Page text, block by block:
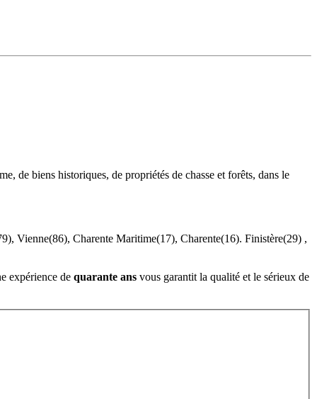
de biens historiques, de propriétés de chasse et forêts, dans le
Vienne(86), Charente Maritime(17), Charente(16). Finistère(29) ,
expérience de quarante ans vous garantit la qualité et le sérieux de